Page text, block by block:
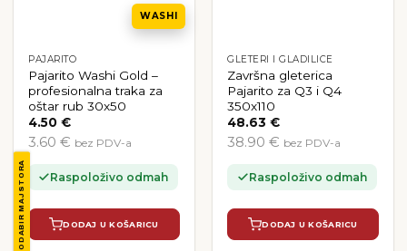
ODABIR MAJSTORA
WASHI
PAJARITO
Pajarito Washi Gold –
profesionalna traka za
oštar rub 30x50
4.50€
3.60 € bez PDV-a
Raspoloživo odmah
DODAJ U KOŠARICU
GLETERI I GLADILICE
Završna gleterica
Pajarito za Q3 i Q4
350x110
48.63€
38.90 € bez PDV-a
Raspoloživo odmah
DODAJ U KOŠARICU